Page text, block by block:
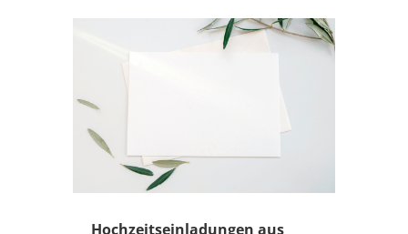
Hochzeitseinladungen aus